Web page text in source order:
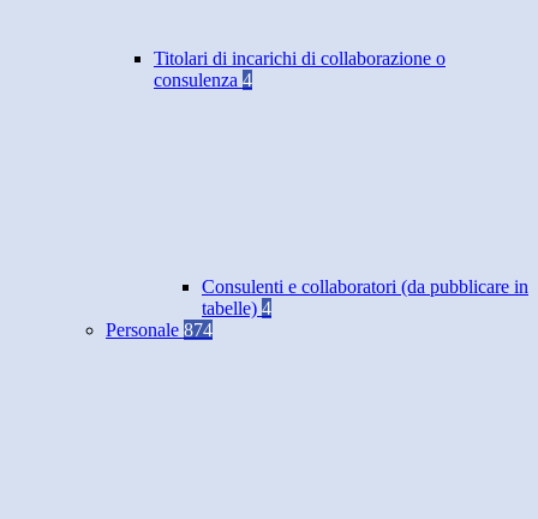
Titolari di incarichi di collaborazione o
consulenza 4
Consulenti e collaboratori (da pubblicare in
tabelle) 4
Personale 874